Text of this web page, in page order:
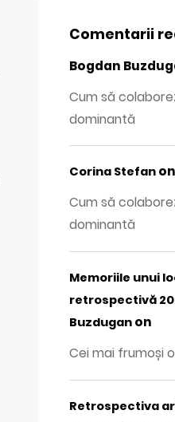
Comentarii
Bogdan
Cum să
dominantă
Corina Stefan on
Cum să
dominantă
Memoriile unui
retrospectivă
Buzdugan on
Cei mai frumoși
Retrospectiva